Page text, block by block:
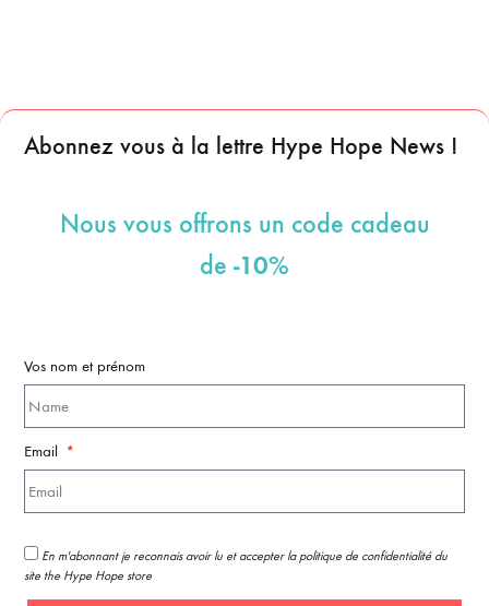
Abonnez vous à la lettre Hype Hope News !
Nous vous offrons un code cadeau
de -10%
Vos nom et prénom
Email
En m'abonnant je reconnais avoir lu et accepter la politique de confidentialité du
site the Hype Hope store